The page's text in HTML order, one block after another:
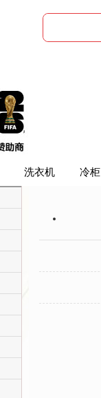
洗衣机 冷柜
洗衣机 冷柜